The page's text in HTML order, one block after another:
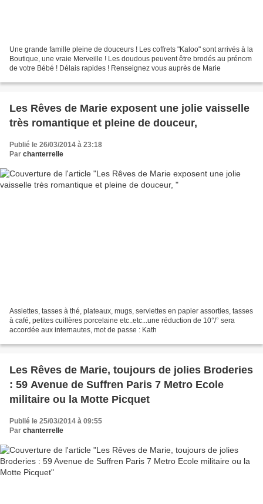
Une grande famille pleine de douceurs ! Les coffrets "Kaloo" sont arrivés à la
Boutique, une vraie Merveille ! Les doudous peuvent être brodés au prénom
de votre Bébé ! Délais rapides ! Renseignez vous auprès de Marie
Les Rêves de Marie exposent une jolie vaisselle
très romantique et pleine de douceur,
Publié le 26/03/2014 à 23:18
Par chanterrelle
Assiettes, tasses à thé, plateaux, mugs, serviettes en papier assorties, tasses
à café, petites cuillères porcelaine etc..etc...une réduction de 10°/° sera
accordée aux internautes, mot de passe : Kath
Les Rêves de Marie, toujours de jolies Broderies
: 59 Avenue de Suffren Paris 7 Metro Ecole
militaire ou la Motte Picquet
Publié le 25/03/2014 à 09:55
Par chanterrelle